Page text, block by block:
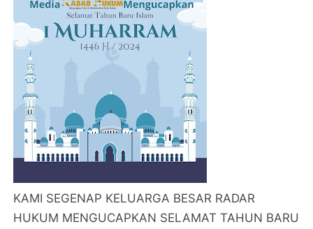
KAMI SEGENAP KELUARGA BESAR RADAR
HUKUM MENGUCAPKAN SELAMAT TAHUN BARU